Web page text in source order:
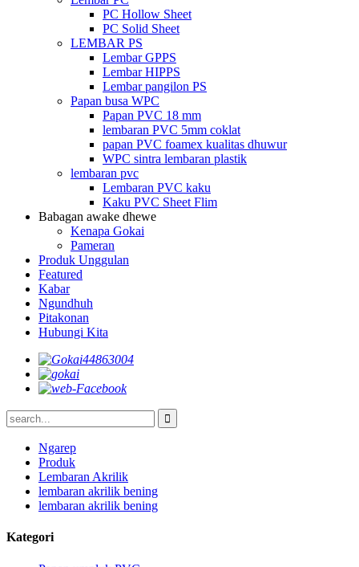
PC Hollow Sheet
PC Solid Sheet
LEMBAR PS
Lembar GPPS
Lembar HIPPS
Lembar pangilon PS
Papan busa WPC
Papan PVC 18 mm
lembaran PVC 5mm coklat
papan PVC foamex kualitas dhuwur
WPC sintra lembaran plastik
lembaran pvc
Lembaran PVC kaku
Kaku PVC Sheet Flim
Babagan awake dhewe
Kenapa Gokai
Pameran
Produk Unggulan
Featured
Kabar
Ngundhuh
Pitakonan
Hubungi Kita
Ngarep
Produk
Lembaran Akrilik
lembaran akrilik bening
lembaran akrilik bening
Kategori